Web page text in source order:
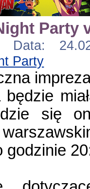
Party
Data:
Party
będzie
się
godzinie